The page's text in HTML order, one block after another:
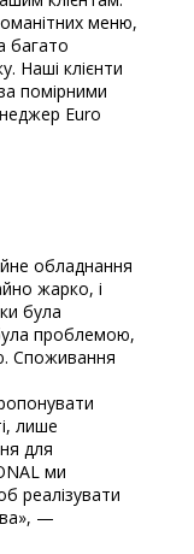
меню,
багато
Наші клієнти
помірними
Euro
обладнання
жарко, і
була
проблемою,
Споживання
лише
для
ми
реалізувати
—